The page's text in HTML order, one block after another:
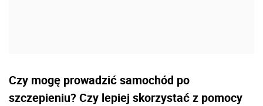
Czy mogę prowadzić samochód po
szczepieniu? Czy lepiej skorzystać z pomocy